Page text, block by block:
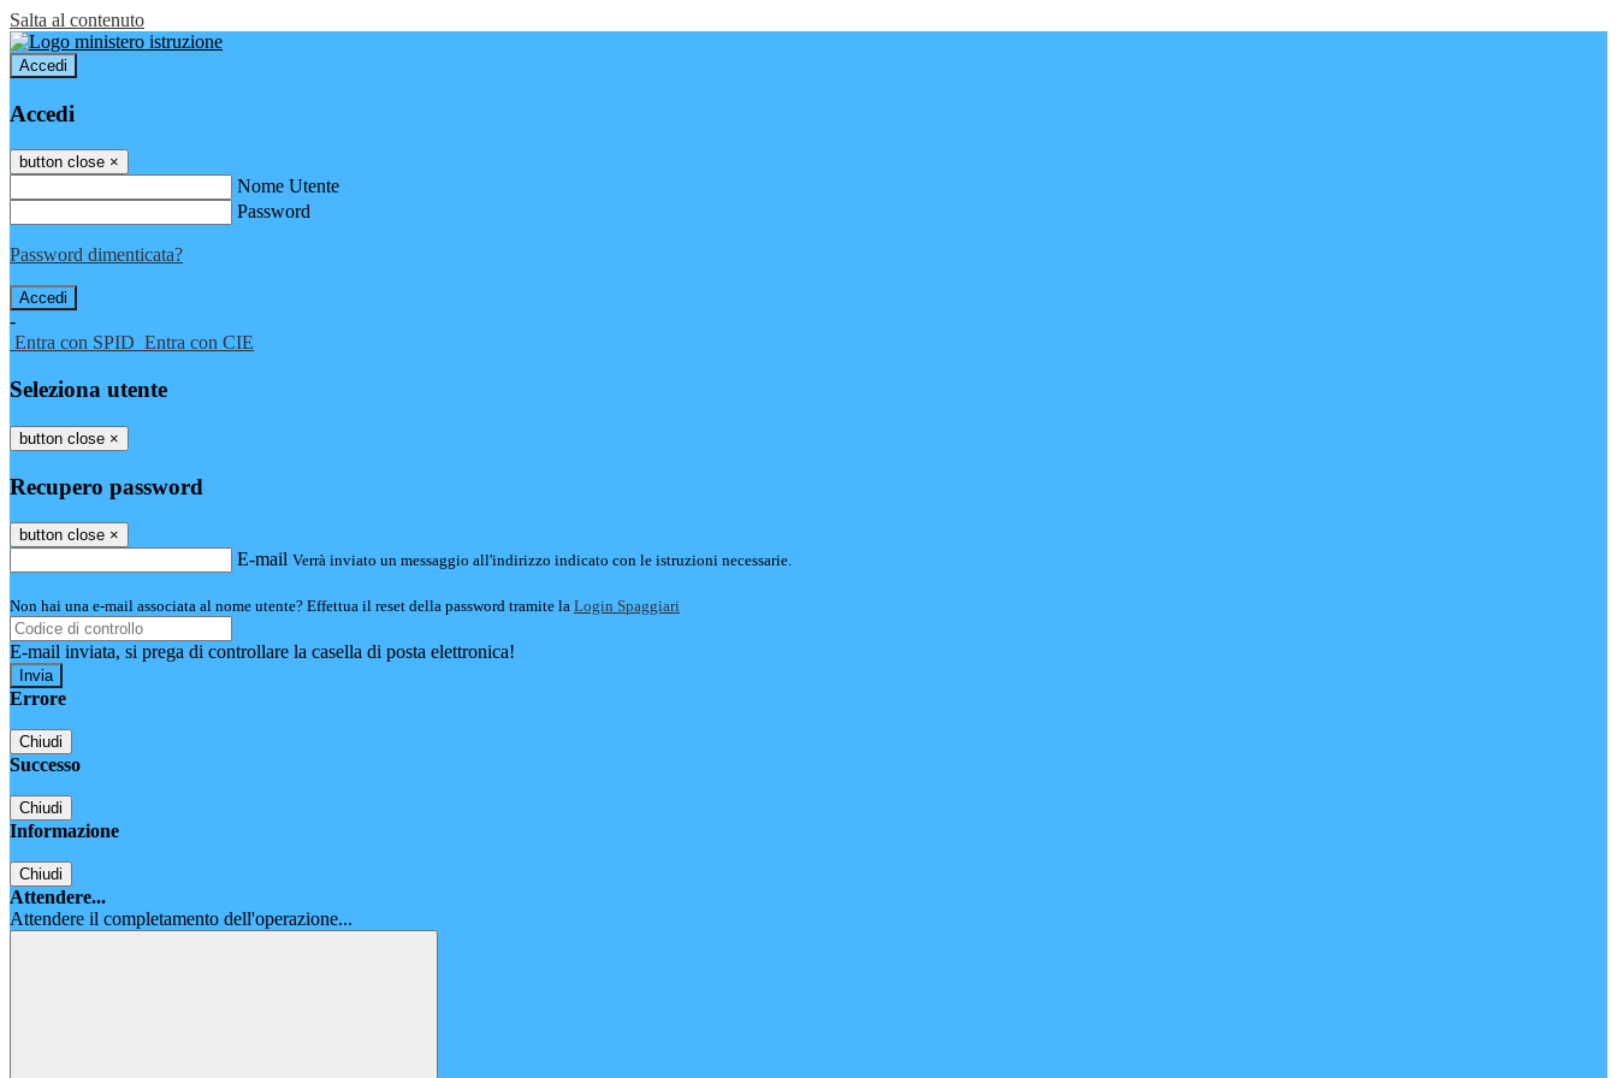
Salta al contenuto
Accedi
Accedi
button close ×
Nome Utente
Password
Password dimenticata?
-
Entra con SPID Entra con CIE
Seleziona utente
button close ×
Recupero password
button close ×
E-mail Verrà inviato un messaggio all'indirizzo indicato con le istruzioni necessarie.
Non hai una e-mail associata al nome utente? Effettua il reset della password tramite la Login Spaggiari
E-mail inviata, si prega di controllare la casella di posta elettronica!
Errore
Chiudi
Successo
Chiudi
Informazione
Chiudi
Attendere...
Attendere il completamento dell'operazione...